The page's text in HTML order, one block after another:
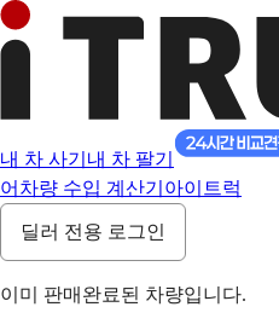
내 차 사기 내 차 팔기
어 차량 수입 계산기 아이트럭
딜러 전용 로그인
이미 판매완료된 차량입니다.